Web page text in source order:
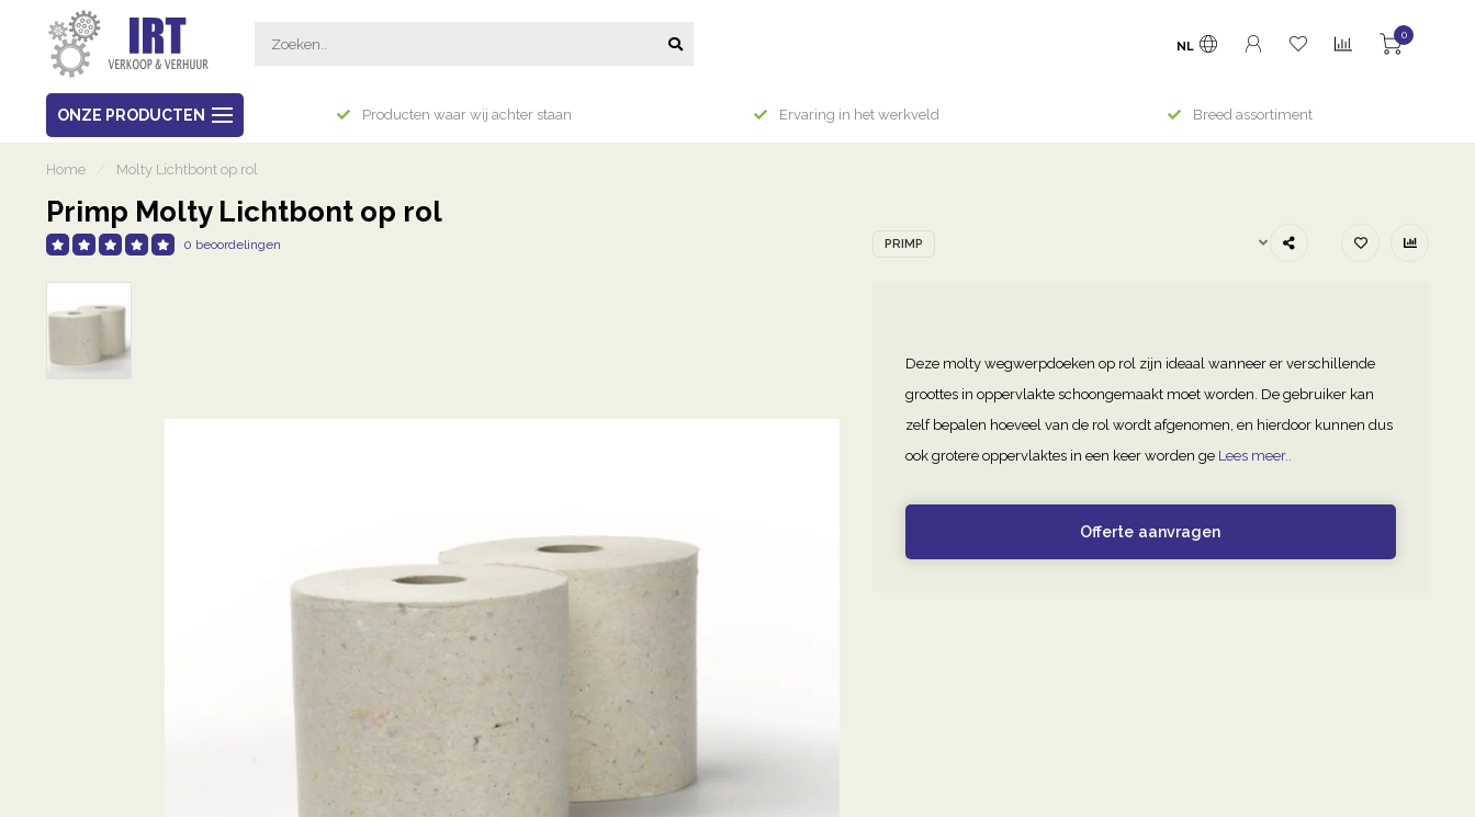
NL
0
ONZE PRODUCTEN
Breed assortiment Producten waar wij achter staan Ervaring in het werkveld Breed assortiment
Home Molty Lichtbont op rol
Primp Molty Lichtbont op rol
0 beoordelingen PRIMP
Deze molty wegwerpdoeken op rol zijn ideaal wanneer er verschillende
groottes in oppervlakte schoongemaakt moet worden. De gebruiker kan
zelf bepalen hoeveel van de rol wordt afgenomen, en hierdoor kunnen dus
ook grotere oppervlaktes in een keer worden ge Lees meer..
Offerte aanvragen